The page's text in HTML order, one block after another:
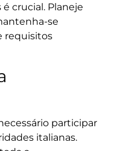
crucial. Planeje
se
requisitos
participar
italianas.